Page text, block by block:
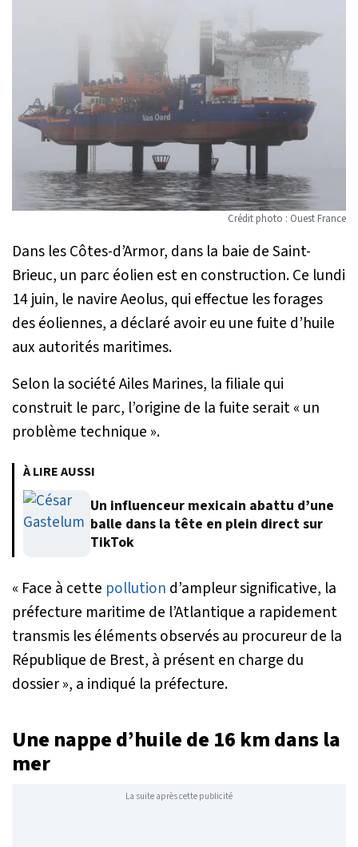
Crédit photo : Ouest France
Dans les Côtes-d’Armor, dans la baie de Saint-
Brieuc, un parc éolien est en construction. Ce lundi
14 juin, le navire Aeolus, qui effectue les forages
des éoliennes, a déclaré avoir eu une fuite d’huile
aux autorités maritimes.
Selon la société Ailes Marines, la filiale qui
construit le parc, l’origine de la fuite serait « un
problème technique ».
À LIRE AUSSI
Un influenceur mexicain abattu d’une
balle dans la tête en plein direct sur
TikTok
« Face à cette pollution d’ampleur significative, la
préfecture maritime de l’Atlantique a rapidement
transmis les éléments observés au procureur de la
République de Brest, à présent en charge du
dossier », a indiqué la préfecture.
Une nappe d’huile de 16 km dans la
mer
La suite après cette publicité